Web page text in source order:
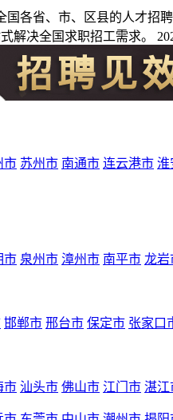
国各省、市、区县的人才
解决全国求职招工需求。
市 苏州市 南通市 连云港市 淮
市 泉州市 漳州市 南平市 龙岩
邯郸市 邢台市 保定市 张家口
市 汕头市 佛山市 江门市 湛江